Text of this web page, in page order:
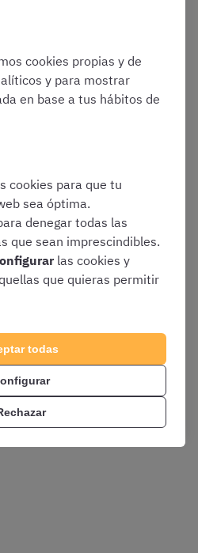
alegaciones
las alegaciones
mantenerte al día
de tu oposición
ya las hayamos resuelto
. Si no encuentras tu pregunta
o llámanos al
www.opositatest.com
cookies propias y de
y para mostrar
en base a tus hábitos de
cookies para que tu
sea óptima.
denegar todas las
que sean imprescindibles.
las cookies y
que quieras permitir
todas